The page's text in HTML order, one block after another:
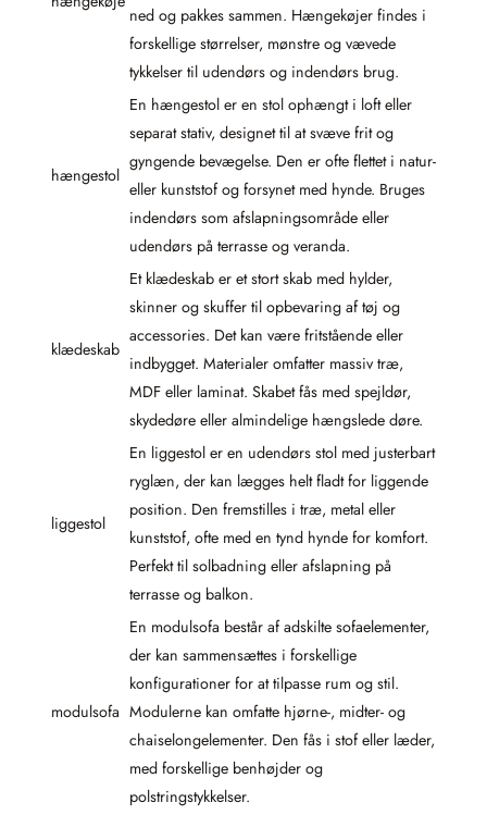
ned og pakkes sammen. Hængekøjer findes i
forskellige størrelser, mønstre og vævede
tykkelser til udendørs og indendørs brug.
hængestol
En hængestol er en stol ophængt i loft eller
separat stativ, designet til at svæve frit og
gyngende bevægelse. Den er ofte flettet i natur-
eller kunststof og forsynet med hynde. Bruges
indendørs som afslapningsområde eller
udendørs på terrasse og veranda.
klædeskab
Et klædeskab er et stort skab med hylder,
skinner og skuffer til opbevaring af tøj og
accessories. Det kan være fritstående eller
indbygget. Materialer omfatter massiv træ,
MDF eller laminat. Skabet fås med spejldør,
skydedøre eller almindelige hængslede døre.
liggestol
En liggestol er en udendørs stol med justerbart
ryglæn, der kan lægges helt fladt for liggende
position. Den fremstilles i træ, metal eller
kunststof, ofte med en tynd hynde for komfort.
Perfekt til solbadning eller afslapning på
terrasse og balkon.
modulsofa
En modulsofa består af adskilte sofaelementer,
der kan sammensættes i forskellige
konfigurationer for at tilpasse rum og stil.
Modulerne kan omfatte hjørne-, midter- og
chaiselongelementer. Den fås i stof eller læder,
med forskellige benhøjder og
polstringstykkelser.